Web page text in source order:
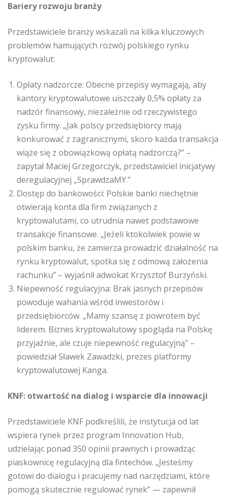
Bariery rozwoju branży
Przedstawiciele branży wskazali na kilka kluczowych
problemów hamujących rozwój polskiego rynku
kryptowalut:
Opłaty nadzorcze: Obecne przepisy wymagają, aby
kantory kryptowalutowe uiszczały 0,5% opłaty za
nadzór finansowy, niezależnie od rzeczywistego
zysku firmy. „Jak polscy przedsiębiorcy mają
konkurować z zagranicznymi, skoro każda transakcja
wiąże się z obowiązkową opłatą nadzorczą?” –
zapytał Maciej Grzegorczyk, przedstawiciel inicjatywy
deregulacyjnej „SprawdzaMY.”
Dostęp do bankowości: Polskie banki niechętnie
otwierają konta dla firm związanych z
kryptowalutami, co utrudnia nawet podstawowe
transakcje finansowe. „Jeżeli ktokolwiek powie w
polskim banku, że zamierza prowadzić działalność na
rynku kryptowalut, spotka się z odmową założenia
rachunku” – wyjaśnił adwokat Krzysztof Burzyński.
Niepewność regulacyjna: Brak jasnych przepisów
powoduje wahania wśród inwestorów i
przedsiębiorców. „Mamy szansę z powrotem być
liderem. Biznes kryptowalutowy spogląda na Polskę
przyjaźnie, ale czuje niepewność regulacyjną” –
powiedział Sławek Zawadzki, prezes platformy
kryptowalutowej Kanga.
KNF: otwartość na dialog i wsparcie dla innowacji
Przedstawiciele KNF podkreślili, że instytucja od lat
wspiera rynek przez program Innovation Hub,
udzielając ponad 350 opinii prawnych i prowadząc
piaskownicę regulacyjną dla fintechów. „Jesteśmy
gotowi do dialogu i pracujemy nad narzędziami, które
pomogą skutecznie regulować rynek” — zapewnił